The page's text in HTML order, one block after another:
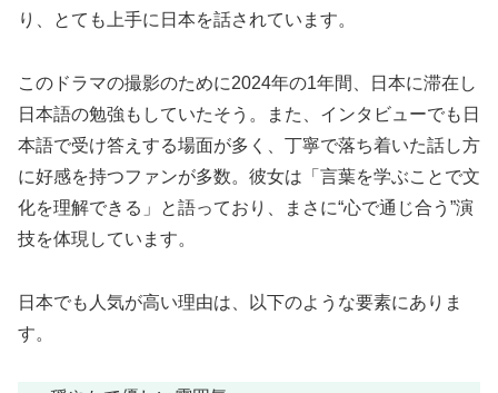
り、とても上手に日本を話されています。
このドラマの撮影のために2024年の1年間、日本に滞在し
日本語の勉強もしていたそう。また、インタビューでも日
本語で受け答えする場面が多く、丁寧で落ち着いた話し方
に好感を持つファンが多数。彼女は「言葉を学ぶことで文
化を理解できる」と語っており、まさに“心で通じ合う”演
技を体現しています。
日本でも人気が高い理由は、以下のような要素にありま
す。